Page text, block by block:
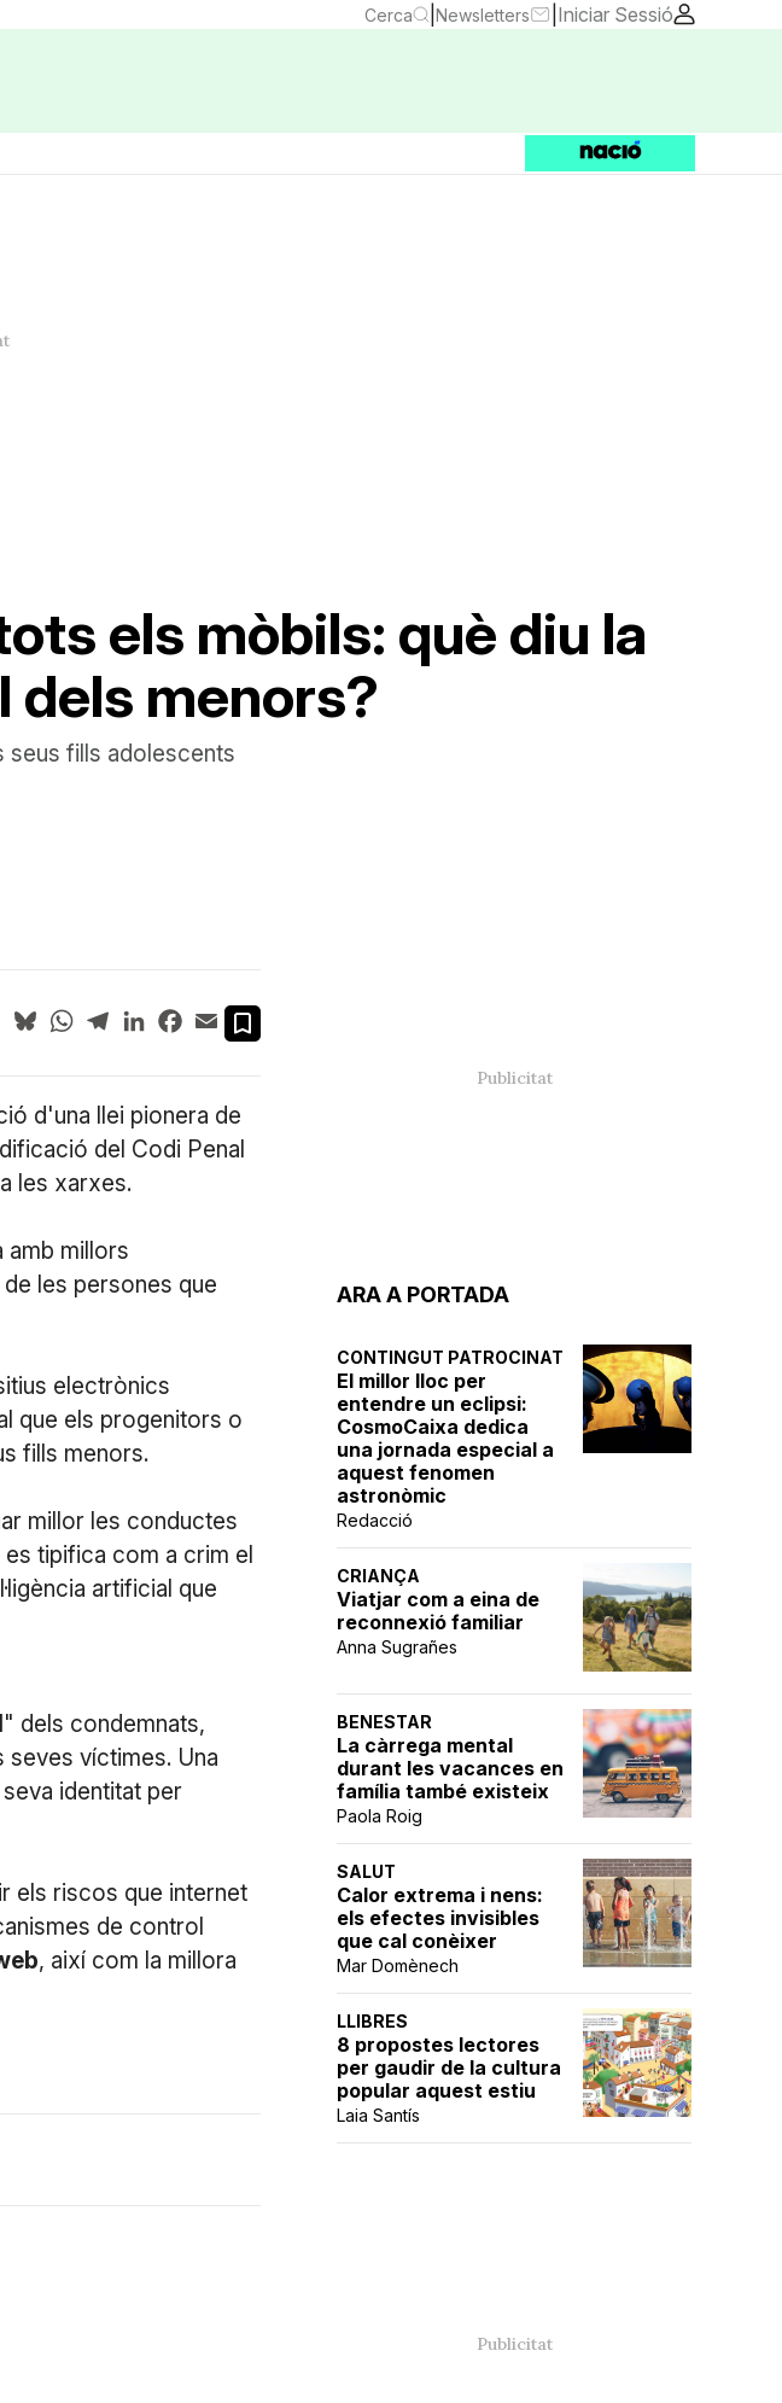
Cerca Newsletters Iniciar Sessió
els mòbils: què diu la
menors?
seus fills adolescents
ARA A PORTADA
CONTINGUT PATROCINAT
El millor lloc per
entendre un eclipsi:
CosmoCaixa dedica
una jornada especial a
aquest fenomen
astronòmic
Redacció
CRIANÇA
Viatjar com a eina de
reconnexió familiar
Anna Sugrañes
BENESTAR
La càrrega mental
durant les vacances en
família també existeix
Paola Roig
SALUT
Calor extrema i nens:
els efectes invisibles
que cal conèixer
Mar Domènech
LLIBRES
8 propostes lectores
per gaudir de la cultura
popular aquest estiu
Laia Santís
X BlueskyWhatsApp
TelegramLinkedInFacebook
Email
d'una llei pionera de
del Codi Penal
les xarxes.
amb millors
de les persones que
electrònics
que els progenitors o
fills menors.
millor les conductes
tipifica com a crim el
artificial que
" dels condemnats,
seves víctimes. Una
identitat per
els riscos que internet
de control
, així com la millora